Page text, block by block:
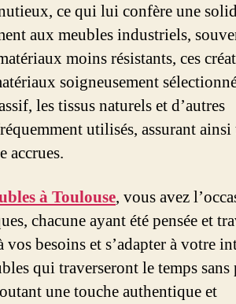
ce qui lui confère une
aux meubles industriels,
moins résistants, ces
soigneusement
les tissus naturels et d’autres
utilisés, assurant ainsi
accrues.
à Toulouse, vous avez
chacune ayant été pensée et
besoins et s’adapter à votre
qui traverseront le temps sans
une touche authentique et